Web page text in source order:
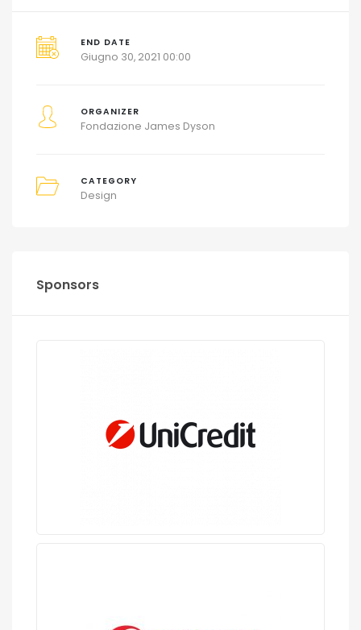
END DATE
Giugno 30, 2021 00:00
ORGANIZER
Fondazione James Dyson
CATEGORY
Design
Sponsors